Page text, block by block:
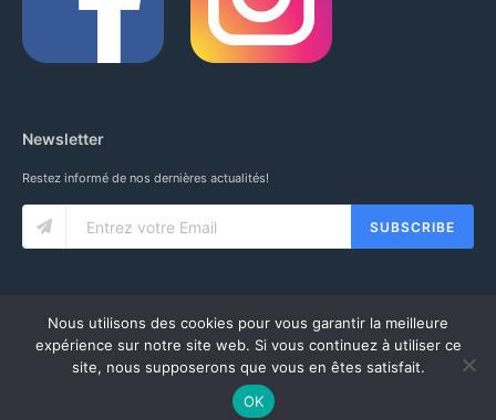
Newsletter
Restez informé de nos dernières actualités!
SUBSCRIBE
© 2020 IUNG SARL. ALL RIGHTS RESERVED.CGV -MENTIONS LÉGALES-
MON COMPTE
Nous utilisons des cookies pour vous garantir la meilleure
expérience sur notre site web. Si vous continuez à utiliser ce
site, nous supposerons que vous en êtes satisfait.
OK